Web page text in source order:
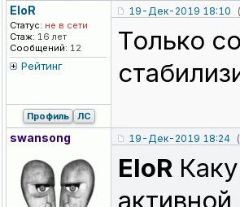
EloR
Статус: не в сети
Стаж: 16 лет
Сообщений: 12
Рейтинг
19-Дек-2019 18:10
Только
Профиль ЛС
swansong 19-Дек-2019 18:24
EloR